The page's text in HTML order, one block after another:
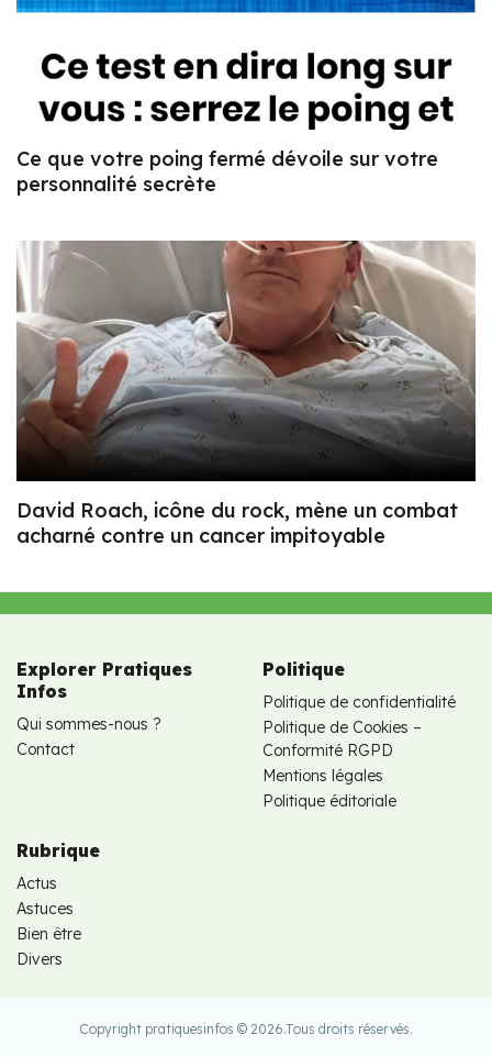
Ce que votre poing fermé dévoile sur votre
personnalité secrète
David Roach, icône du rock, mène un combat
acharné contre un cancer impitoyable
Explorer Pratiques
Infos
Qui sommes-nous ?
Contact
Politique
Politique de confidentialité
Politique de Cookies –
Conformité RGPD
Mentions légales
Politique éditoriale
Rubrique
Actus
Astuces
Bien être
Divers
Copyright pratiquesinfos © 2026.Tous droits réservés.